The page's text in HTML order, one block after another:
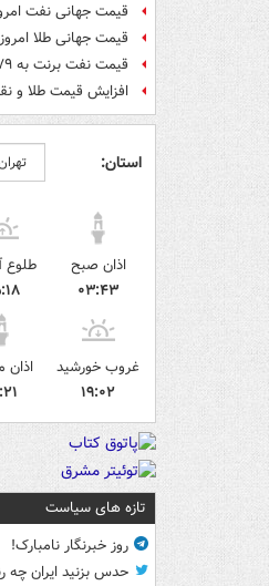
قیمت جهانی نفت امروز ۱۶
قیمت جهانی طلا امروز ۱۵ مرداد
قیمت نفت برنت به ۷۹ دلار رسید
افزایش قیمت طلا و
استان:
اذان صبح
۰۳:۴۳
طلوع
غروب خورشید
۱۹:۰۲
تازه های سیاست
روز خبرنگار نامبارک!
حدس بزنید ایران چه